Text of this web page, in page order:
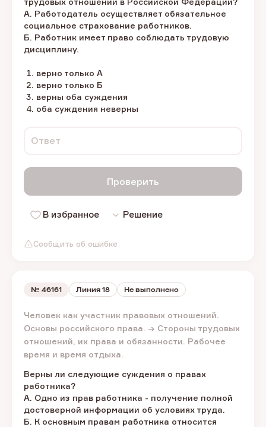
Сообщить об ошибке
А. Работодатель осуществляет обязательное
социальное страхование работников.
Б. Работник имеет право соблюдать трудовую
дисциплину.
верно только А
верно только Б
верны оба суждения
оба суждения неверны
Ответ
Проверить
В избранное Решение
№ 46161 Линия 18 Не выполнено
Человек как участник правовых отношений.
Основы российского права. → Стороны трудовых
отношений, их права и обязанности. Рабочее
время и время отдыха.
Верны ли следующие суждения о правах
работника?
А. Одно из прав работника - получение полной
достоверной информации об условиях труда.
Б. К основным правам работника относится